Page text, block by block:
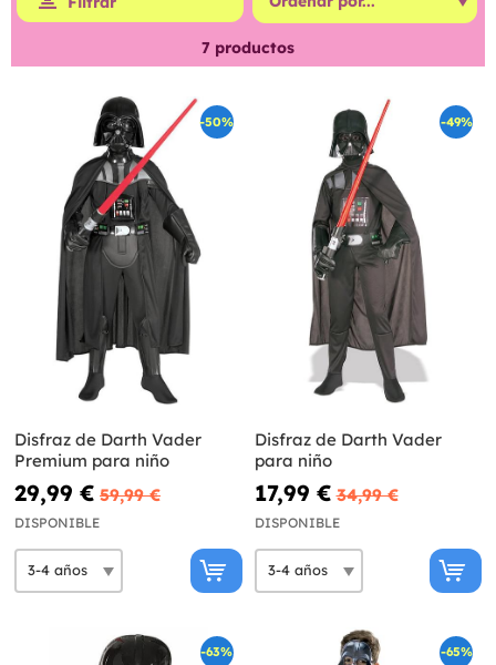
7 productos
-50%
Disfraz de Darth Vader
Premium para niño
29,99 € 59,99 €
DISPONIBLE
-49%
Disfraz de Darth Vader
para niño
17,99 € 34,99 €
DISPONIBLE
-63% -65%